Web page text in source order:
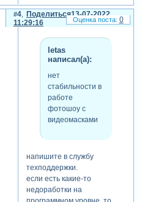
черные пикселя
пробиваются...
он, скорее
всего, не умеет
с ними
работать и
правильно
выводить из
проекта аае.
при адаптации
проектов для
producer есть
при выводе
футажей. часто
черный контур
остаётся, если
Поделиться
4
13-07-2022
11:29:16
letas
написал(а):
нет
стабильности в
работе
фотошоу с
видеомасками
напишите в службу
техподдержки.
если есть какие-то
недоработки на
0